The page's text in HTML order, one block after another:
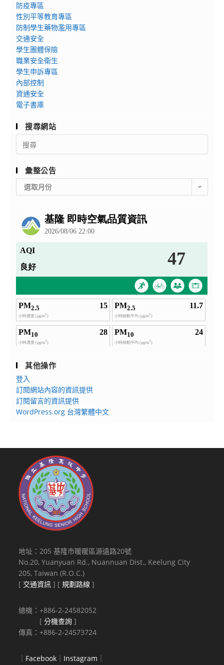
防疫專區
性別平等教育專區
防制學生藥物濫用專區
交通安全
學生團體保險
職業安全衛生
學生申訴專區
內部控制
資通安全
電子書庫
搜尋網站
Search
for:
彙整公告
整
選取月份
其他操作
登入
訂閱網站內容的資訊提供
訂閱留言的資訊提供
WordPress.org 台灣繁體中文
地址：205 基隆市暖暖區源遠路20號
No.20, Yuanyuan Rd., Nuannuan Dist., Keelung City
205, Taiwan (R.O.C.)
[ 交通資訊 ] [規劃路線 ]
總機：+886-2-24582052
[分機查詢 ]
傳真：+886-2-24573724
｜ Facebook ｜ Instagram ｜